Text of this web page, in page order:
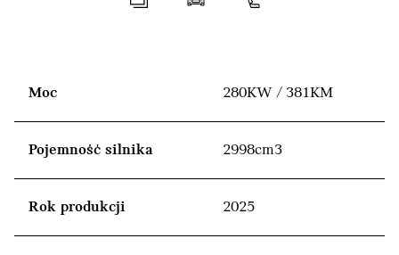
Moc 280KW / 381KM
Pojemność silnika 2998cm3
Rok produkcji 2025